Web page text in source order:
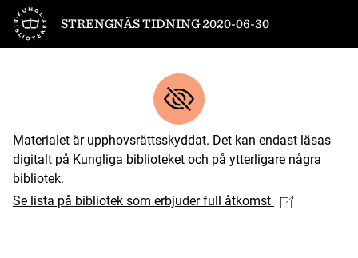
Till startsidan
STRENGNÄS TIDNING 2020-06-30
Materialet är upphovsrättsskyddat. Det kan endast läsas
digitalt på Kungliga biblioteket och på ytterligare några
bibliotek.
Se lista på bibliotek som erbjuder full åtkomst